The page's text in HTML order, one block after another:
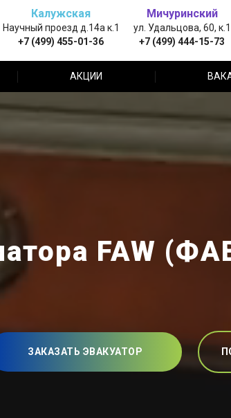
Калужская
Научный проезд д.14а к.1
+7 (499) 455-01-36
Мичуринский
ул. Удальцова, 60, к.1
+7 (499) 444-15-73
АКЦИИ
FAW
ЗАКАЗАТЬ ЭВАКУАТОР